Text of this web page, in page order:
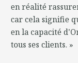
en réalité
car cela signifie
en la capacité
tous ses clients. »